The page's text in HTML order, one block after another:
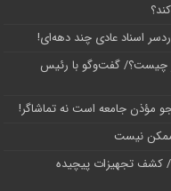
اسناد عادی چند‌ دهه‌ای!
چیست؟/ گفت‌وگو با رئیس
مؤذن جامعه است نه تماشاگر!
نیست
کشف تجهیزات پیچیده